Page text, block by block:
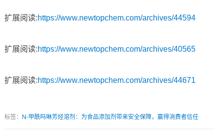
扩展阅读:https://www.newtopchem.com/archives/44594
扩展阅读:https://www.newtopchem.com/archives/40565
扩展阅读:https://www.newtopchem.com/archives/44671
标签： N-甲酰吗啉芳烃溶剂：为食品添加剂带来安全保障，赢得消费者信任